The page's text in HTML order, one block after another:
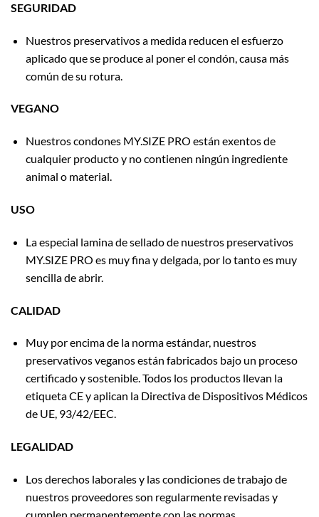
SEGURIDAD
Nuestros preservativos a medida reducen el esfuerzo
aplicado que se produce al poner el condón, causa más
común de su rotura.
VEGANO
Nuestros condones MY.SIZE PRO están exentos de
cualquier producto y no contienen ningún ingrediente
animal o material.
USO
La especial lamina de sellado de nuestros preservativos
MY.SIZE PRO es muy fina y delgada, por lo tanto es muy
sencilla de abrir.
CALIDAD
Muy por encima de la norma estándar, nuestros
preservativos veganos están fabricados bajo un proceso
certificado y sostenible. Todos los productos llevan la
etiqueta CE y aplican la Directiva de Dispositivos Médicos
de UE, 93/42/EEC.
LEGALIDAD
Los derechos laborales y las condiciones de trabajo de
nuestros proveedores son regularmente revisadas y